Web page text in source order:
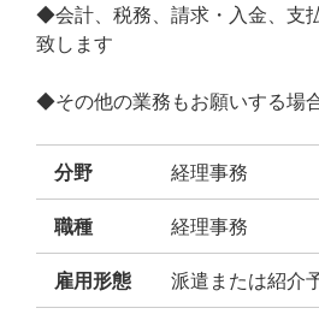
◆会計、税務、請求・入金、支
致します
◆その他の業務もお願いする場
分野 経理事務
職種 経理事務
雇用形態 派遣または紹介